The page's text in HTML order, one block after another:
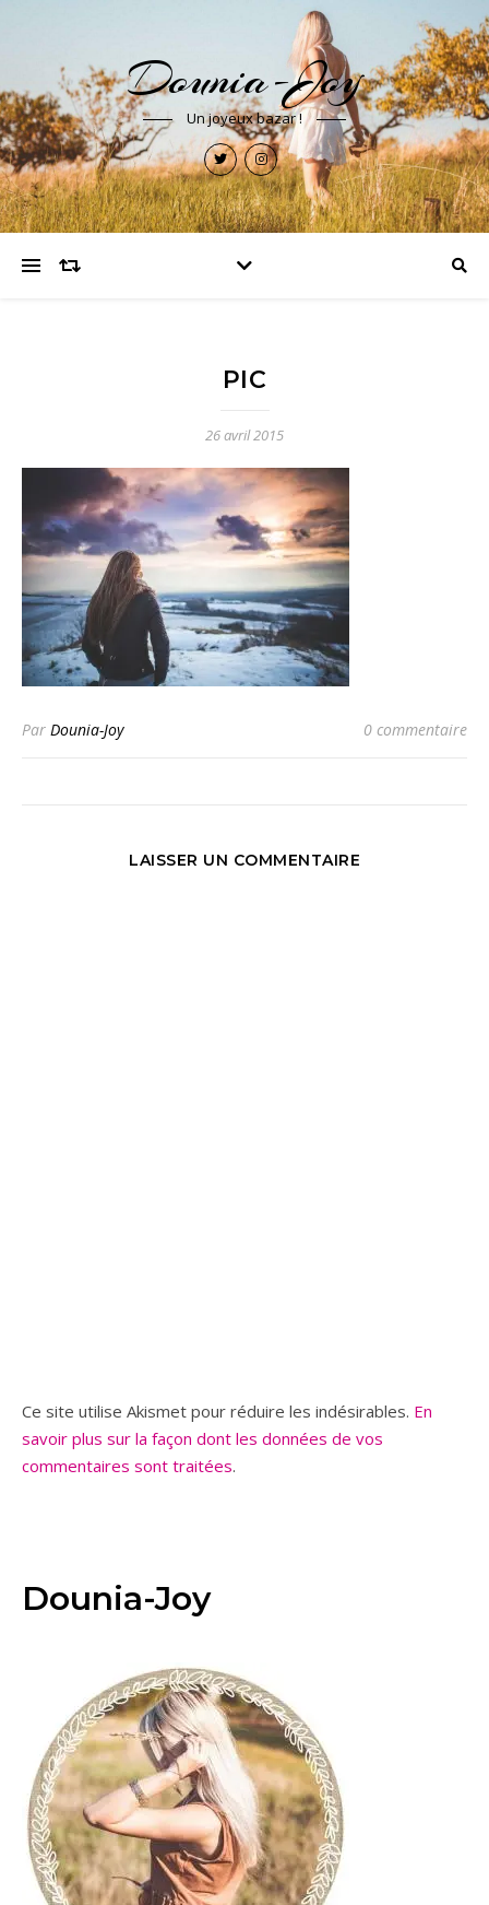
Dounia-Joy
Un joyeux bazar !
PIC
26 avril 2015
Par Dounia-Joy 0 commentaire
LAISSER UN COMMENTAIRE
Ce site utilise Akismet pour réduire les indésirables. En
savoir plus sur la façon dont les données de vos
commentaires sont traitées.
Dounia-Joy